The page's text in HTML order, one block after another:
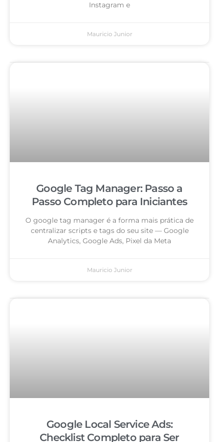
Instagram e
Mauricio Junior
Google Tag Manager: Passo a
Passo Completo para Iniciantes
O google tag manager é a forma mais prática de
centralizar scripts e tags do seu site — Google
Analytics, Google Ads, Pixel da Meta
Mauricio Junior
Google Local Service Ads:
Checklist Completo para Ser